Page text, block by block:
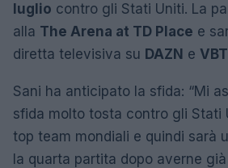
luglio contro gli Stati Uniti. La
alla The Arena at TD Place e
diretta televisiva su DAZN e
Sani ha anticipato la sfida: “Mi
sfida molto tosta contro gli Stati
top team mondiali e quindi sarà
la quarta partita dopo averne